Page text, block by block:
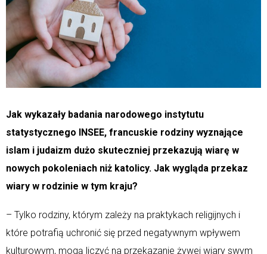
Jak wykazały badania narodowego instytutu
statystycznego INSEE, francuskie rodziny wyznające
islam i judaizm dużo skuteczniej przekazują wiarę w
nowych pokoleniach niż katolicy. Jak wygląda przekaz
wiary w rodzinie w tym kraju?
– Tylko rodziny, którym zależy na praktykach religijnych i
które potrafią uchronić się przed negatywnym wpływem
kulturowym, mogą liczyć na przekazanie żywej wiary swym